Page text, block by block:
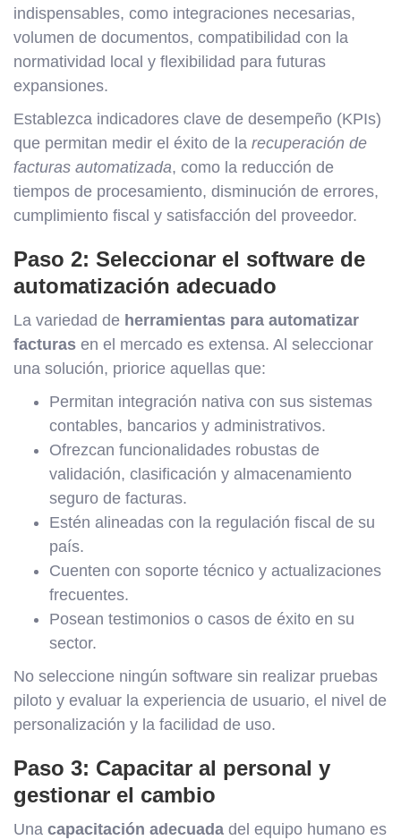
indispensables, como integraciones necesarias,
volumen de documentos, compatibilidad con la
normatividad local y flexibilidad para futuras
expansiones.
Establezca indicadores clave de desempeño (KPIs)
que permitan medir el éxito de la recuperación de
facturas automatizada, como la reducción de
tiempos de procesamiento, disminución de errores,
cumplimiento fiscal y satisfacción del proveedor.
Paso 2: Seleccionar el software de
automatización adecuado
La variedad de herramientas para automatizar
facturas en el mercado es extensa. Al seleccionar
una solución, priorice aquellas que:
Permitan integración nativa con sus sistemas
contables, bancarios y administrativos.
Ofrezcan funcionalidades robustas de
validación, clasificación y almacenamiento
seguro de facturas.
Estén alineadas con la regulación fiscal de su
país.
Cuenten con soporte técnico y actualizaciones
frecuentes.
Posean testimonios o casos de éxito en su
sector.
No seleccione ningún software sin realizar pruebas
piloto y evaluar la experiencia de usuario, el nivel de
personalización y la facilidad de uso.
Paso 3: Capacitar al personal y
gestionar el cambio
Una capacitación adecuada del equipo humano es